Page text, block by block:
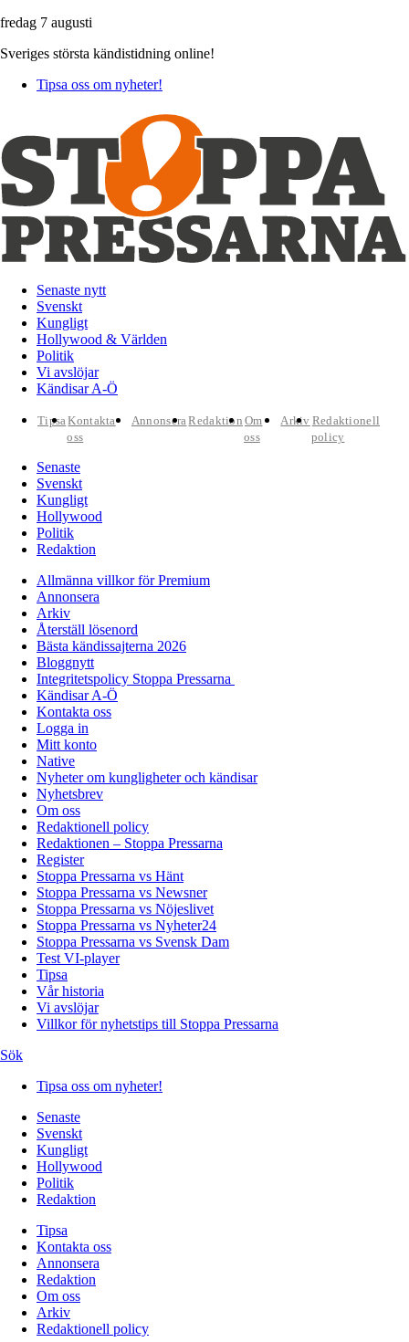
fredag 7 augusti
Sveriges största kändistidning online!
Tipsa oss om nyheter!
Senaste nytt
Svenskt
Kungligt
Hollywood & Världen
Politik
Vi avslöjar
Kändisar A-Ö
TipsaKontakta
oss
AnnonseraRedaktion Om
oss
Arkiv Redaktionell
policy
Senaste
Svenskt
Kungligt
Hollywood
Politik
Redaktion
Allmänna villkor för Premium
Annonsera
Arkiv
Återställ lösenord
Bästa kändissajterna 2026
Bloggnytt
Integritetspolicy Stoppa Pressarna
Kändisar A-Ö
Kontakta oss
Logga in
Mitt konto
Native
Nyheter om kungligheter och kändisar
Nyhetsbrev
Om oss
Redaktionell policy
Redaktionen – Stoppa Pressarna
Register
Stoppa Pressarna vs Hänt
Stoppa Pressarna vs Newsner
Stoppa Pressarna vs Nöjeslivet
Stoppa Pressarna vs Nyheter24
Stoppa Pressarna vs Svensk Dam
Test VI-player
Tipsa
Vår historia
Vi avslöjar
Villkor för nyhetstips till Stoppa Pressarna
Sök
Tipsa oss om nyheter!
Senaste
Svenskt
Kungligt
Hollywood
Politik
Redaktion
Tipsa
Kontakta oss
Annonsera
Redaktion
Om oss
Arkiv
Redaktionell policy